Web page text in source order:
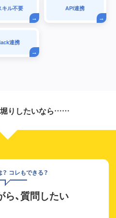
キル不要 API連携
連携
堀りしたいなら……
コレもできる？
、質問したい